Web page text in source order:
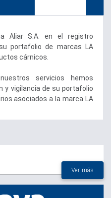
Aliar S.A. en el registro
portafolio de marcas LA
cárnicos.
servicios hemos
y vigilancia de su portafolio
asociados a la marca LA
Ver más